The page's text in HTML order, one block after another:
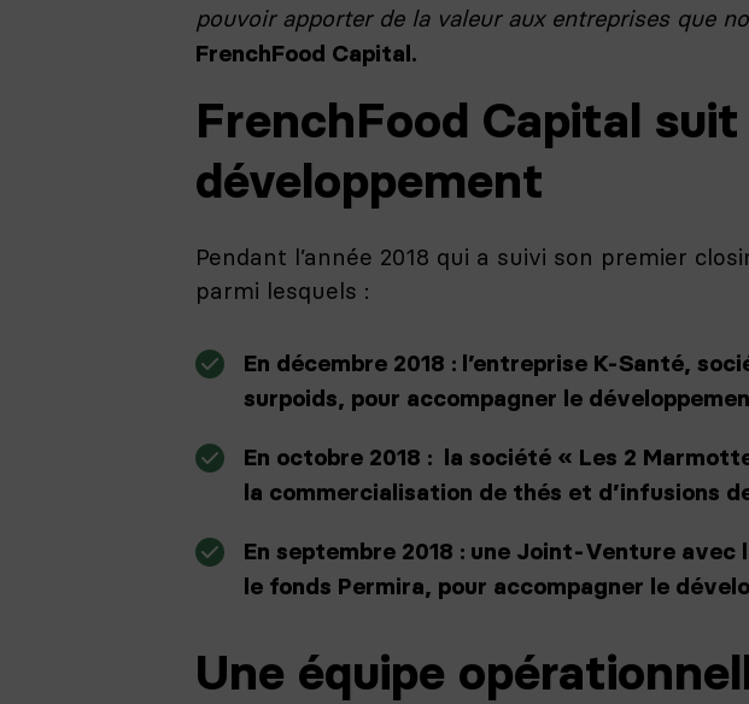
pouvoir apporter de la valeur aux entreprises que
FrenchFood Capital.
FrenchFood Capital
développement
Pendant l’année 2018 qui a suivi son premier
parmi lesquels :
En décembre 2018 : l’entreprise K-Santé,
surpoids, pour accompagner le
En octobre 2018 : la société « Les 2
la commercialisation de thés et d’infusions
En septembre 2018 : une Joint-Venture
le fonds Permira, pour accompagner le
Une équipe